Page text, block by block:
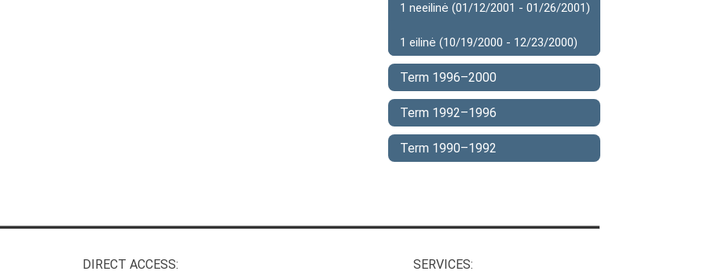
1 neeilinė (01/12/2001 - 01/26/2001)
1 eilinė (10/19/2000 - 12/23/2000)
Term 1996–2000
Term 1992–1996
Term 1990–1992
DIRECT ACCESS: SERVICES: